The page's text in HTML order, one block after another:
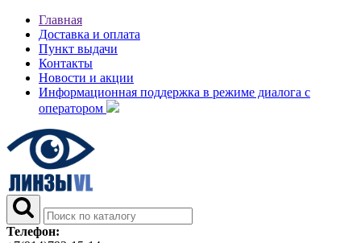
Главная
Доставка и оплата
Пункт выдачи
Контакты
Новости и акции
Информационная поддержка в режиме диалога с
оператором
Телефон: